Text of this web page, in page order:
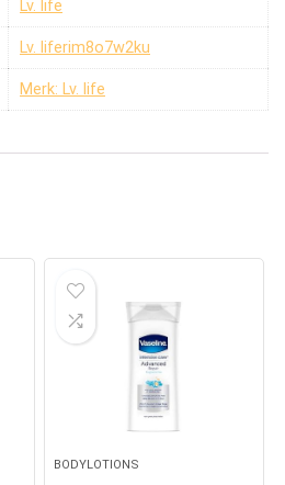
‎Lv. life
‎Lv. liferim8o7w2ku
Merk: Lv. life
BODYLOTIONS